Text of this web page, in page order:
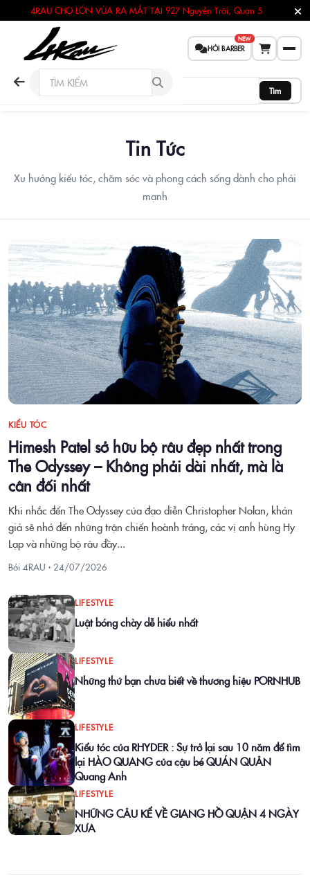
4RAU CHỢ LỚN VỪA RA MẮT TẠI 927 Nguyễn Trãi, Quận 5
HỎI BARBER
NEW
Tìm
Tin Tức
Xu hướng kiểu tóc, chăm sóc và phong cách sống dành cho phái
mạnh
KIỂU TÓC
Himesh Patel sở hữu bộ râu đẹp nhất trong
The Odyssey – Không phải dài nhất, mà là
cân đối nhất
Khi nhắc đến The Odyssey của đạo diễn Christopher Nolan, khán
giả sẽ nhớ đến những trận chiến hoành tráng, các vị anh hùng Hy
Lạp và những bộ râu đầy...
Bởi 4RAU · 24/07/2026
LIFESTYLE
Luật bóng chày dễ hiểu nhất
LIFESTYLE
Những thứ bạn chưa biết về thương hiệu PORNHUB
LIFESTYLE
Kiểu tóc của RHYDER : Sự trở lại sau 10 năm để tìm
lại HÀO QUANG của cậu bé QUÁN QUÂN
Quang Anh
LIFESTYLE
NHỮNG CÂU KỂ VỀ GIANG HỒ QUẬN 4 NGÀY
XƯA